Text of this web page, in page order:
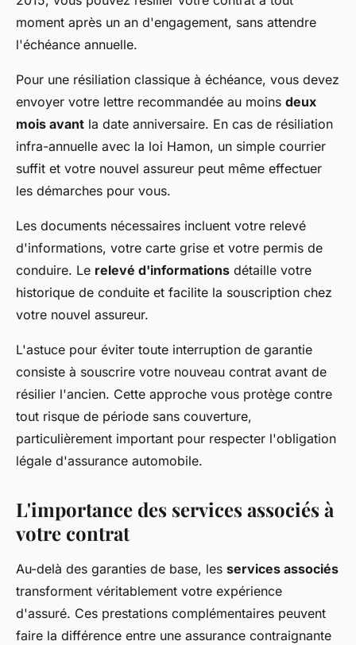
moment après un an d'engagement, sans attendre
l'échéance annuelle.
Pour une résiliation classique à échéance, vous devez
envoyer votre lettre recommandée au moins deux
mois avant la date anniversaire. En cas de résiliation
infra-annuelle avec la loi Hamon, un simple courrier
suffit et votre nouvel assureur peut même effectuer
les démarches pour vous.
Les documents nécessaires incluent votre relevé
d'informations, votre carte grise et votre permis de
conduire. Le relevé d'informations détaille votre
historique de conduite et facilite la souscription chez
votre nouvel assureur.
L'astuce pour éviter toute interruption de garantie
consiste à souscrire votre nouveau contrat avant de
résilier l'ancien. Cette approche vous protège contre
tout risque de période sans couverture,
particulièrement important pour respecter l'obligation
légale d'assurance automobile.
L'importance des services associés à
votre contrat
Au-delà des garanties de base, les services associés
transforment véritablement votre expérience
d'assuré. Ces prestations complémentaires peuvent
faire la différence entre une assurance contraignante